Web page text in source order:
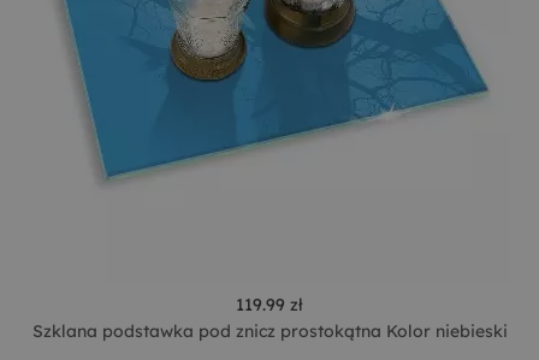
119.99 zł
Szklana podstawka pod znicz prostokątna Kolor niebieski